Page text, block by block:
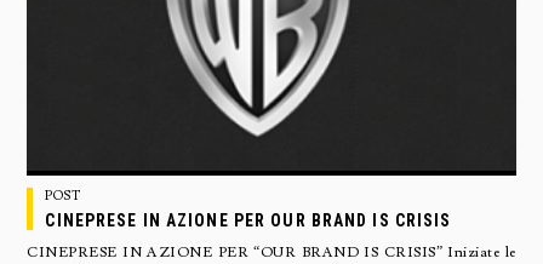
POST
CINEPRESE IN AZIONE PER OUR BRAND IS CRISIS
CINEPRESE IN AZIONE PER “OUR BRAND IS CRISIS” Iniziate le